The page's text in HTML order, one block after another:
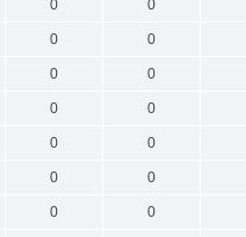
0 0
0 0
0 0
0 0
0 0
0 0
0 0